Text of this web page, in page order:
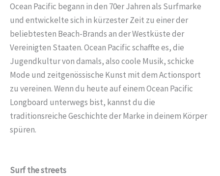
Ocean Pacific begann in den 70er Jahren als Surfmarke
und entwickelte sich in kürzester Zeit zu einer der
beliebtesten Beach-Brands an der Westküste der
Vereinigten Staaten. Ocean Pacific schaffte es, die
Jugendkultur von damals, also coole Musik, schicke
Mode und zeitgenössische Kunst mit dem Actionsport
zu vereinen. Wenn du heute auf einem Ocean Pacific
Longboard unterwegs bist, kannst du die
traditionsreiche Geschichte der Marke in deinem Körper
spüren.
Surf the streets